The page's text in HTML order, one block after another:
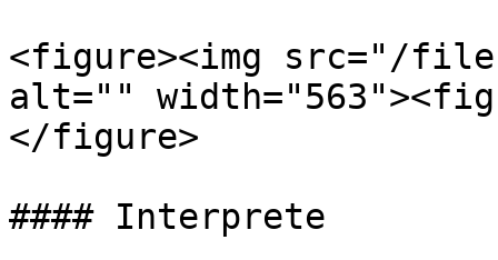
<figure><img src="/files/
alt=""
</figure>
#### Interprete